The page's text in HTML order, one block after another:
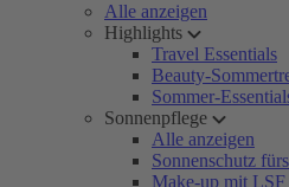
Alle anzeigen
Highlights
Travel Essentials
Beauty-
Sommer-
Sonnenpflege
Alle anzeigen
Sonnenschutz
Make-up mit LSF